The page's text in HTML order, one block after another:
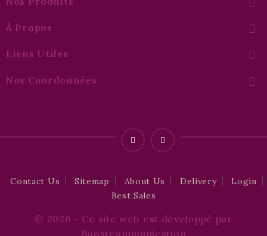
À Propos 
Liens Utiles 
Nos Coordonnées 
Contact Us Sitemap About Us Delivery
Login
Best Sales
© 2026 - Ce site web est développé par
Boostcommunication